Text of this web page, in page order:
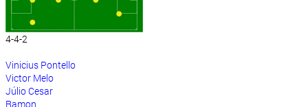
4-4-2
Vinicius Pontello
Victor Melo
Júlio Cesar
Ramon